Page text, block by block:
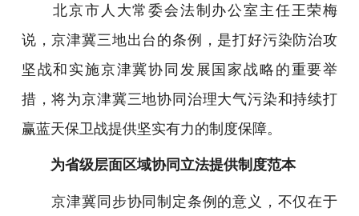
北京市人大常委会法制办公室主任王荣梅
说，京津冀三地出台的条例，是打好污染防治攻
坚战和实施京津冀协同发展国家战略的重要举
措，将为京津冀三地协同治理大气污染和持续打
赢蓝天保卫战提供坚实有力的制度保障。
为省级层面区域协同立法提供制度范本
京津冀同步协同制定条例的意义，不仅在于